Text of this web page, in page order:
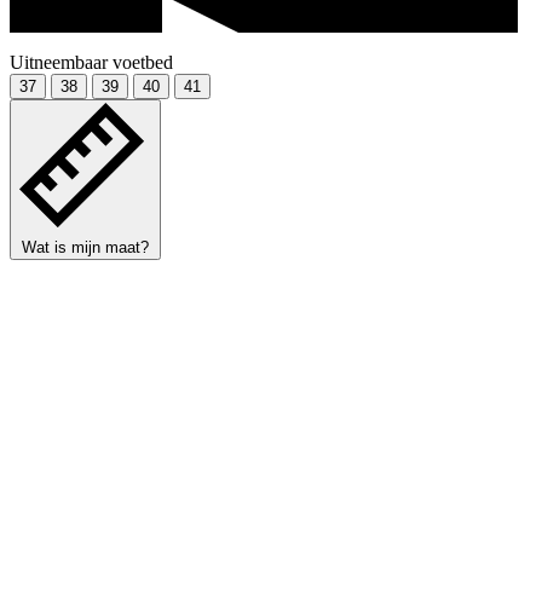
Uitneembaar voetbed
37 38 39 40 41
Wat is mijn maat?